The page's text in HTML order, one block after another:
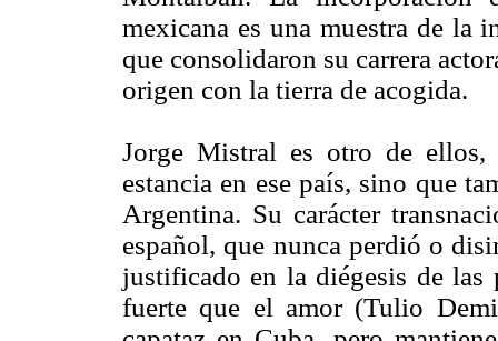
mexicana es una muestra de la
que consolidaron su carrera
origen con la tierra de acogida.
Jorge Mistral es otro de
estancia en ese país, sino que
Argentina. Su carácter
español, que nunca perdió o
justificado en la diégesis de las
fuerte que el amor (Tulio